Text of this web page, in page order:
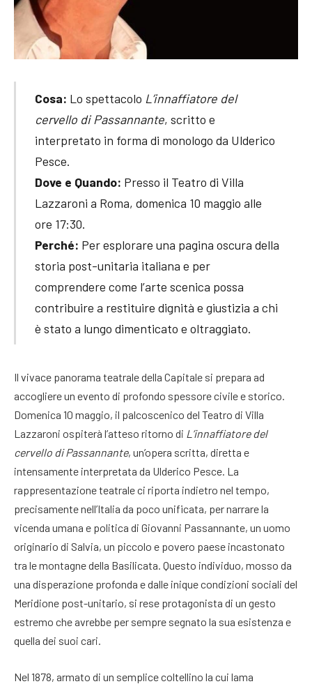
Cosa: Lo spettacolo L’innaffiatore del
cervello di Passannante, scritto e
interpretato in forma di monologo da Ulderico
Pesce.
Dove e Quando: Presso il Teatro di Villa
Lazzaroni a Roma, domenica 10 maggio alle
ore 17:30.
Perché: Per esplorare una pagina oscura della
storia post-unitaria italiana e per
comprendere come l’arte scenica possa
contribuire a restituire dignità e giustizia a chi
è stato a lungo dimenticato e oltraggiato.
Il vivace panorama teatrale della Capitale si prepara ad
accogliere un evento di profondo spessore civile e storico.
Domenica 10 maggio, il palcoscenico del Teatro di Villa
Lazzaroni ospiterà l’atteso ritorno di L’innaffiatore del
cervello di Passannante, un’opera scritta, diretta e
intensamente interpretata da Ulderico Pesce. La
rappresentazione teatrale ci riporta indietro nel tempo,
precisamente nell’Italia da poco unificata, per narrare la
vicenda umana e politica di Giovanni Passannante, un uomo
originario di Salvia, un piccolo e povero paese incastonato
tra le montagne della Basilicata. Questo individuo, mosso da
una disperazione profonda e dalle inique condizioni sociali del
Meridione post-unitario, si rese protagonista di un gesto
estremo che avrebbe per sempre segnato la sua esistenza e
quella dei suoi cari.
Nel 1878, armato di un semplice coltellino la cui lama